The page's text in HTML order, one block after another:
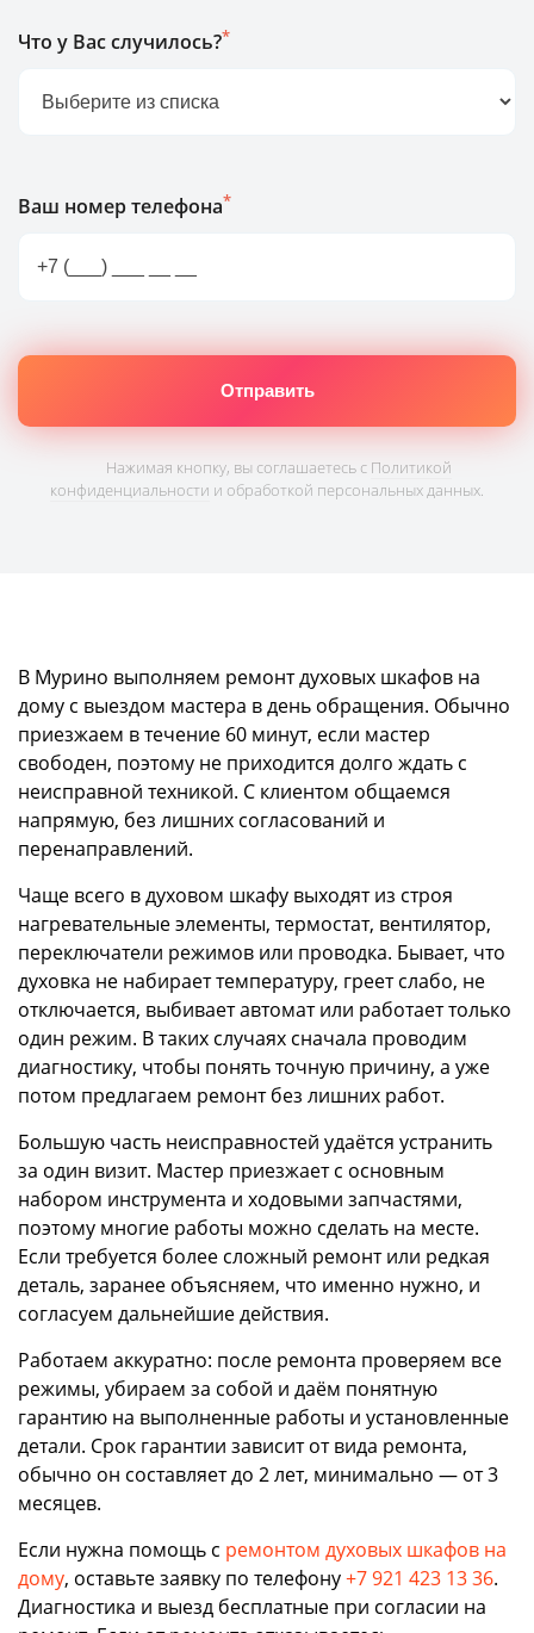
Что у Вас случилось?*
Ваш номер телефона*
Нажимая кнопку, вы соглашаетесь с Политикой
конфиденциальности и обработкой персональных данных.
В Мурино выполняем ремонт духовых шкафов на
дому с выездом мастера в день обращения. Обычно
приезжаем в течение 60 минут, если мастер
свободен, поэтому не приходится долго ждать с
неисправной техникой. С клиентом общаемся
напрямую, без лишних согласований и
перенаправлений.
Чаще всего в духовом шкафу выходят из строя
нагревательные элементы, термостат, вентилятор,
переключатели режимов или проводка. Бывает, что
духовка не набирает температуру, греет слабо, не
отключается, выбивает автомат или работает только
один режим. В таких случаях сначала проводим
диагностику, чтобы понять точную причину, а уже
потом предлагаем ремонт без лишних работ.
Большую часть неисправностей удаётся устранить
за один визит. Мастер приезжает с основным
набором инструмента и ходовыми запчастями,
поэтому многие работы можно сделать на месте.
Если требуется более сложный ремонт или редкая
деталь, заранее объясняем, что именно нужно, и
согласуем дальнейшие действия.
Работаем аккуратно: после ремонта проверяем все
режимы, убираем за собой и даём понятную
гарантию на выполненные работы и установленные
детали. Срок гарантии зависит от вида ремонта,
обычно он составляет до 2 лет, минимально — от 3
месяцев.
Если нужна помощь с ремонтом духовых шкафов на
дому, оставьте заявку по телефону+7 921 423 13 36.
Диагностика и выезд бесплатные при согласии на